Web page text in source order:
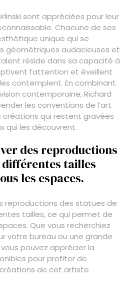
sont appréciées pour leur
Chacune de ses
unique qui se
géométriques audacieuses et
réside dans sa capacité à
l’attention et éveillent
contemplent. En combinant
contemporaine, Richard
les conventions de l’art
créations qui restent gravées
qui les découvrent.
des reproductions
différentes tailles
les espaces.
reproductions des statues de
tailles, ce qui permet de
Que vous recherchiez
votre bureau ou une grande
pouvez apprécier la
pour profiter de
de cet artiste